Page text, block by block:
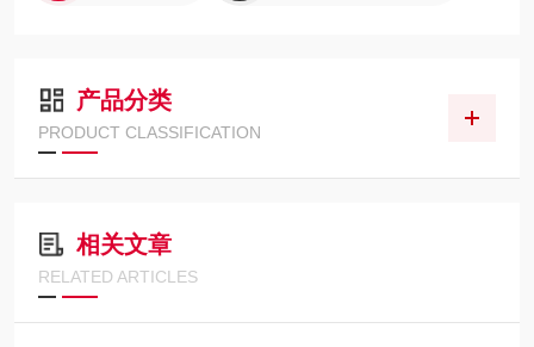
产品分类
PRODUCT CLASSIFICATION
相关文章
RELATED ARTICLES